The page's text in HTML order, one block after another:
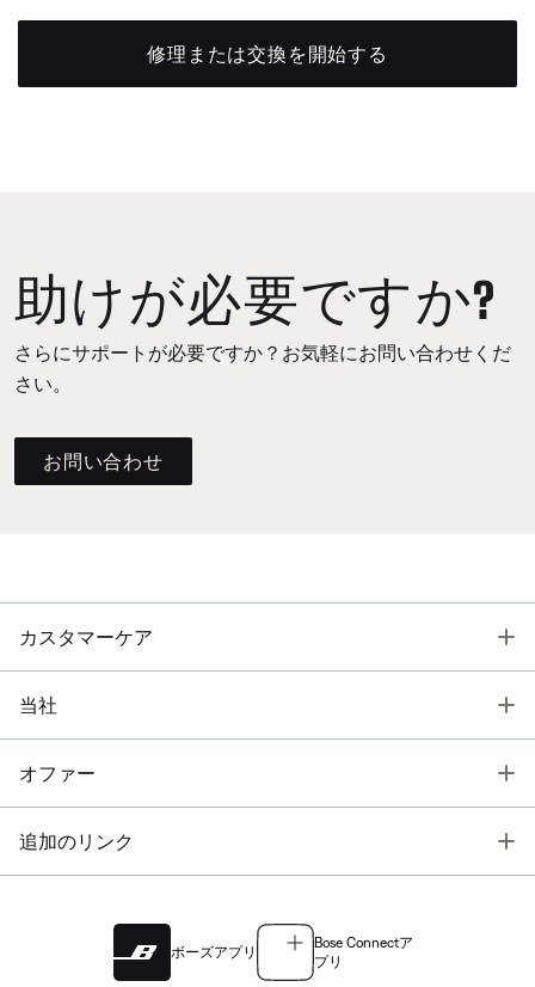
修理または交換を開始する
助けが必要ですか?
さらにサポートが必要ですか？お気軽にお問い合わせくだ
さい。
お問い合わせ
カスタマーケア
当社
オファー
追加のリンク
ボーズアプリ
Bose Connectア
プリ